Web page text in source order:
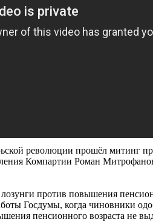
революции прошёл митинг
Компартии Роман
против повышения
Госдумы, когда чиновники
пенсионного возраста не